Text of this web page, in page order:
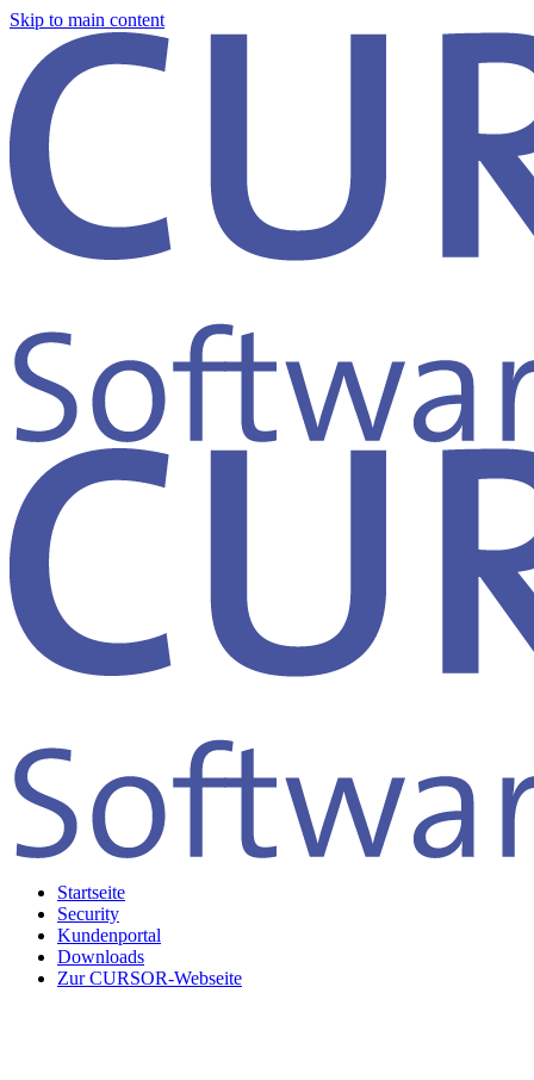
Skip to main content
Startseite
Security
Kundenportal
Downloads
Zur CURSOR-Webseite